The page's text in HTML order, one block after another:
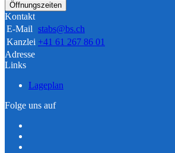
Öffnungszeiten
Kontakt
E-Mail stabs@bs.ch
Kanzlei +41 61 267 86 01
Adresse
Links
Lageplan
Folge uns auf